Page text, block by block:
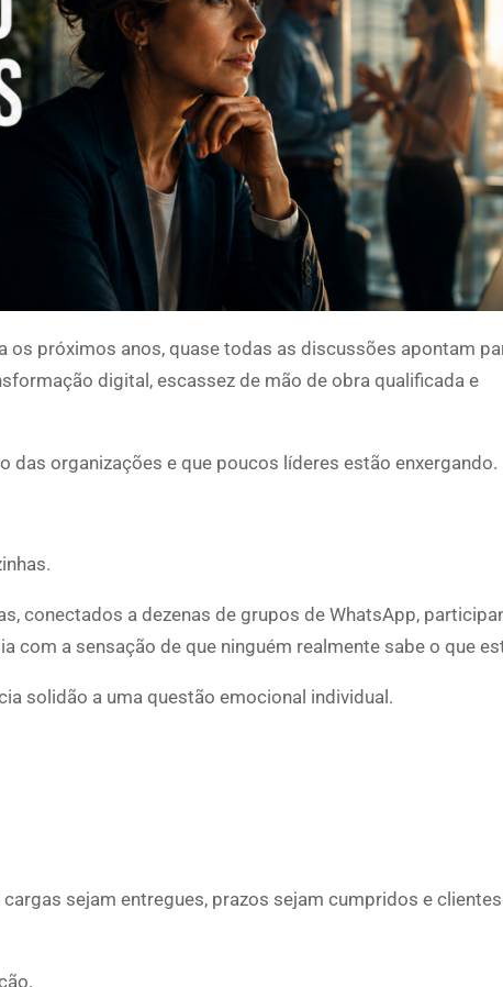
próximos anos, quase todas as discussões apontam
digital, escassez de mão de obra qualificada e
organizações e que poucos líderes estão enxergando.
conectados a dezenas de grupos de WhatsApp,
com a sensação de que ninguém realmente sabe o que
solidão a uma questão emocional individual.
sejam entregues, prazos sejam cumpridos e